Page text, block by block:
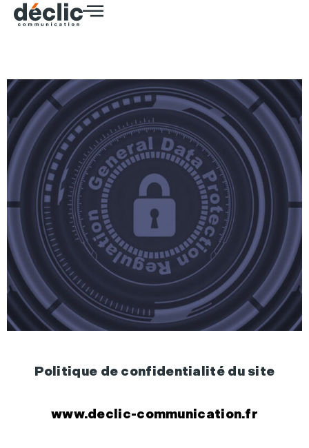
Politique de confidentialité du site
www.declic-communication.fr